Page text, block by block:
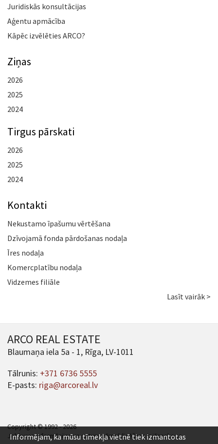
Juridiskās konsultācijas
Aģentu apmācība
Kāpēc izvēlēties ARCO?
Ziņas
2026
2025
2024
Tirgus pārskati
2026
2025
2024
Kontakti
Nekustamo īpašumu vērtēšana
Dzīvojamā fonda pārdošanas nodaļa
Īres nodaļa
Komercplatību nodaļa
Vidzemes filiāle
Lasīt vairāk >
ARCO REAL ESTATE
Blaumaņa iela 5a - 1, Rīga, LV-1011
Tālrunis: +371 6736 5555
E-pasts: riga@arcoreal.lv
Copyright © 1992 - 2026
Jebkuras informācijas un satura pārpublicēšana ir jāsaskaņo.
Informējam, ka mūsu tīmekļa vietnē tiek izmantotas